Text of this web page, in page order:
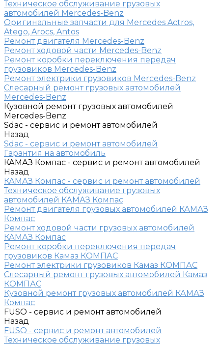
Техническое обслуживание грузовых
автомобилей Mercedes-Benz
Оригинальные запчасти для Mercedes Actros,
Atego, Arocs, Antos
Ремонт двигателя Mercedes-Benz
Ремонт ходовой части Mercedes-Benz
Ремонт коробки переключения передач
грузовиков Mercedes-Benz
Ремонт электрики грузовиков Mercedes-Benz
Слесарный ремонт грузовых автомобилей
Mercedes-Benz
Кузовной ремонт грузовых автомобилей
Mercedes-Benz
Sdac - сервис и ремонт автомобилей
Назад
Sdac - сервис и ремонт автомобилей
Гарантия на автомобиль
КАМАЗ Компас - сервис и ремонт автомобилей
Назад
КАМАЗ Компас - сервис и ремонт автомобилей
Техническое обслуживание грузовых
автомобилей КАМАЗ Компас
Ремонт двигателя грузовых автомобилей КАМАЗ
Компас
Ремонт ходовой части грузовых автомобилей
КАМАЗ Компас
Ремонт коробки переключения передач
грузовиков Камаз КОМПАС
Ремонт электрики грузовиков Камаз КОМПАС
Слесарный ремонт грузовых автомобилей Камаз
КОМПАС
Кузовной ремонт грузовых автомобилей КАМАЗ
Компас
FUSO - сервис и ремонт автомобилей
Назад
FUSO - сервис и ремонт автомобилей
Техническое обслуживание грузовых